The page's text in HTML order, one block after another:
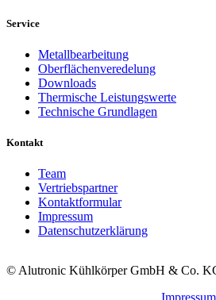
Service
Metallbearbeitung
Oberflächenveredelung
Downloads
Thermische Leistungswerte
Technische Grundlagen
Kontakt
Team
Vertriebspartner
Kontaktformular
Impressum
Datenschutzerklärung
© Alutronic Kühlkörper GmbH & Co.
Impressum